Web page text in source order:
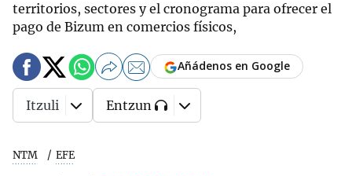
territorios, sectores y el cronograma para ofrecer el
pago de Bizum en comercios físicos,
NTM EFE
Añádenos en Google
Itzuli Entzun